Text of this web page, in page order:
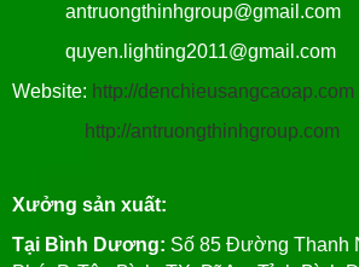
antruongthinhgroup@gmail.com
quyen.lighting2011@gmail.com
Website: http://denchieusangcaoap.com
http://antruongthinhgroup.com
Xưởng sản xuất:
Tại Bình Dương: Số 85 Đường Thanh